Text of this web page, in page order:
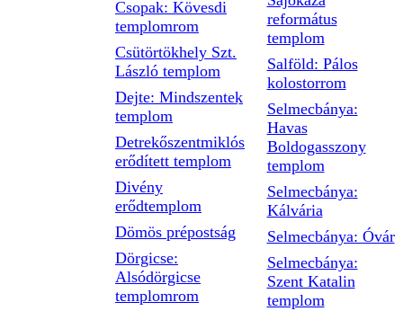
Csopak: Kövesdi
templomrom
Csütörtökhely Szt.
László templom
Dejte: Mindszentek
templom
Detrekőszentmiklós
erődített templom
Divény
erődtemplom
Dömös prépostság
Dörgicse:
Alsódörgicse
templomrom
református
templom
Salföld: Pálos
kolostorrom
Selmecbánya:
Havas
Boldogasszony
templom
Selmecbánya:
Kálvária
Selmecbánya: Óvár
Selmecbánya:
Szent Katalin
templom